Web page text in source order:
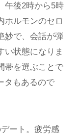
午後2時から5時
ホルモンのセロ
妙で、会話が弾
い状態になりま
帯を選ぶことで
タもあるので
ート。疲労感